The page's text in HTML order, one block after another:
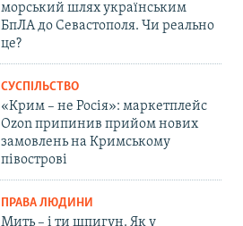
морський шлях українським
БпЛА до Севастополя. Чи реально
це?
СУСПІЛЬСТВО
«Крим – не Росія»: маркетплейс
Ozon припинив прийом нових
замовлень на Кримському
півострові
ПРАВА ЛЮДИНИ
Мить – і ти шпигун. Як у